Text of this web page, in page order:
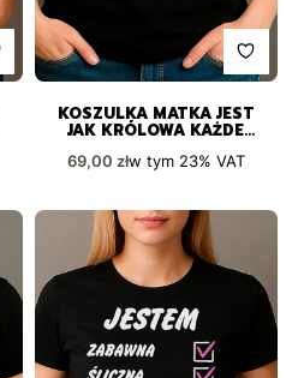
KOSZULKA MATKA JEST
JAK KRÓLOWA KAŻDE
ZABAWNY NADRUK
Cena brutto
69,00 złw tym 23% VAT